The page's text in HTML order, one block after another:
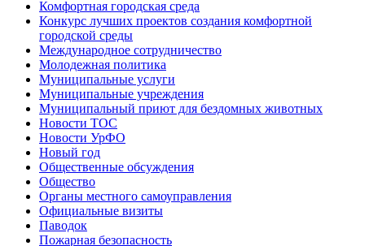
Комфортная городская среда
Конкурс лучших проектов создания комфортной
городской среды
Международное сотрудничество
Молодежная политика
Муниципальные услуги
Муниципальные учреждения
Муниципальный приют для бездомных животных
Новости ТОС
Новости УрФО
Новый год
Общественные обсуждения
Общество
Органы местного самоуправления
Официальные визиты
Паводок
Пожарная безопасность